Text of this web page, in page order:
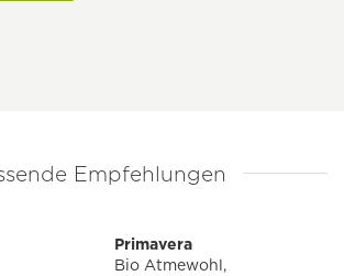
Empfehlungen
Primavera
Bio Atmewohl,